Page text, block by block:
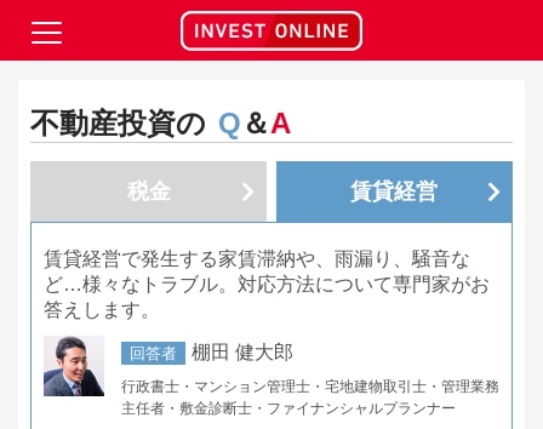
不動産投資の Q ＆A
税金 賃貸経営
賃貸経営で発生する家賃滞納や、雨漏り、騒音な
ど…様々なトラブル。対応方法について専門家がお
答えします。
回答者 棚田 健大郎
行政書士・マンション管理士・宅地建物取引士・管理業務
主任者・敷金診断士・ファイナンシャルプランナー